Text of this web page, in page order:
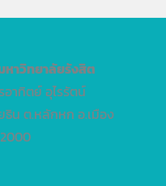
หาวิทยาลัยรังสิต
อาทิตย์ อุไรรัตน์
ธิน ต.หลักหก อ.เมือง